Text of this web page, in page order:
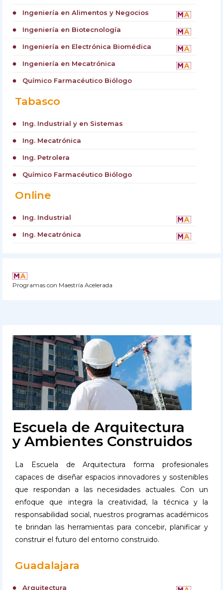
circle Ingeniería en Alimentos y Negocios
circle Ingeniería en Biotecnología
circle Ingeniería en Electrónica Biomédica
circle Ingeniería en Mecatrónica
circle Químico Farmacéutico Biólogo
Tabasco
circle Ing. Industrial y en Sistemas
circle Ing. Mecatrónica
circle Ing. Petrolera
circle Químico Farmacéutico Biólogo
Online
circle Ing. Industrial
circle Ing. Mecatrónica
Programas con Maestría Acelerada
Escuela de Arquitectura
y Ambientes Construidos
La Escuela de Arquitectura forma profesionales
capaces de diseñar espacios innovadores y sostenibles
que respondan a las necesidades actuales. Con un
enfoque que integra la creatividad, la técnica y la
responsabilidad social, nuestros programas académicos
te brindan las herramientas para concebir, planificar y
construir el futuro del entorno construido.
Guadalajara
circle Arquitectura